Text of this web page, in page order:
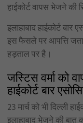
हाईकोर्ट वापस भेजने की
इलाहाबाद हाईकोर्ट
इस फैसले पर आपत्ति
हड़ताल पर है।
जस्टिस वर्मा को
हाईकोर्ट बार
23 मार्च को भी दिल्ली
इलाहाबाद भेजने की बात